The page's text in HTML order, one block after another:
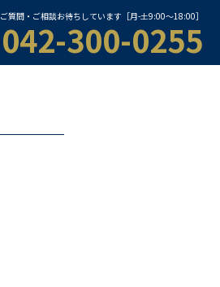
ご質問・ご相談お待ちしています［月-土9:00〜18:00］
042-300-0255